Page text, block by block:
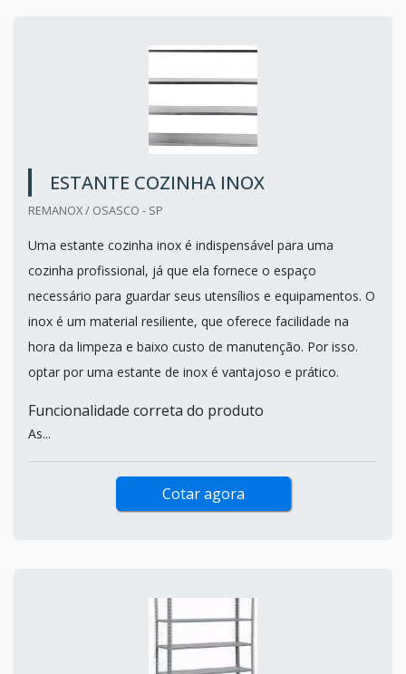
ESTANTE COZINHA INOX
REMANOX / OSASCO - SP
Uma estante cozinha inox é indispensável para uma
cozinha profissional, já que ela fornece o espaço
necessário para guardar seus utensílios e equipamentos. O
inox é um material resiliente, que oferece facilidade na
hora da limpeza e baixo custo de manutenção. Por isso.
optar por uma estante de inox é vantajoso e prático.
Funcionalidade correta do produto
As...
Cotar agora